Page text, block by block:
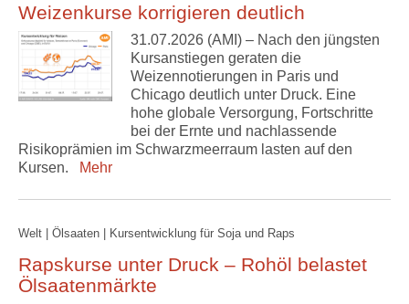
Weizenkurse korrigieren deutlich
31.07.2026 (AMI) – Nach den jüngsten
Kursanstiegen geraten die
Weizennotierungen in Paris und
Chicago deutlich unter Druck. Eine
hohe globale Versorgung, Fortschritte
bei der Ernte und nachlassende
Risikoprämien im Schwarzmeerraum lasten auf den
Kursen.
Mehr
Welt | Ölsaaten | Kursentwicklung für Soja und Raps
Rapskurse unter Druck – Rohöl belastet
Ölsaatenmärkte